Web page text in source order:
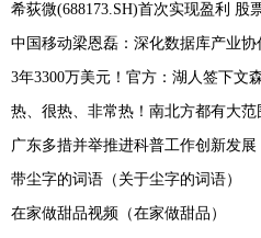
3年3300万美元！官方：湖人签下文
热、很热、非常热！南北方都有大范
广东多措并举推进科普工作创新发展
带尘字的词语（关于尘字的词语）
在家做甜品视频（在家做甜品）